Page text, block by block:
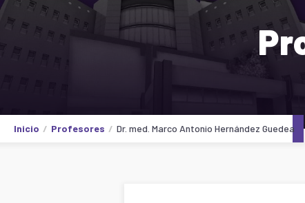
Inicio Profesores Dr. med. Marco Antonio Hernández Guedea